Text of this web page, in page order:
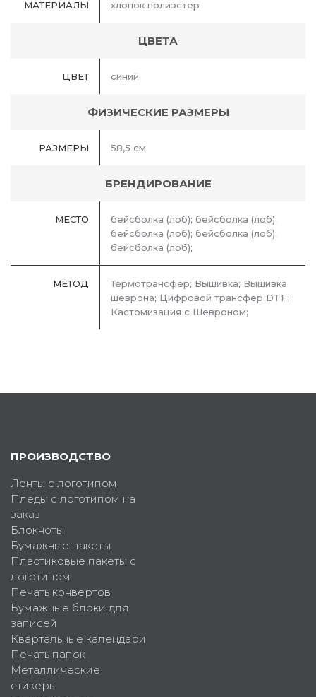
МАТЕРИАЛЫ хлопок полиэстер
ЦВЕТА
ЦВЕТ синий
ФИЗИЧЕСКИЕ РАЗМЕРЫ
РАЗМЕРЫ 58,5 см
БРЕНДИРОВАНИЕ
МЕСТО
бейсболка (лоб); бейсболка (лоб);
бейсболка (лоб); бейсболка (лоб);
бейсболка (лоб);
МЕТОД
Термотрансфер; Вышивка; Вышивка
шеврона; Цифровой трансфер DTF;
Кастомизация с Шевроном;
ПРОИЗВОДСТВО
Ленты с логотипом
Пледы с логотипом на
заказ
Блокноты
Бумажные пакеты
Пластиковые пакеты с
логотипом
Печать конвертов
Бумажные блоки для
записей
Квартальные календари
Печать папок
Металлические
стикеры